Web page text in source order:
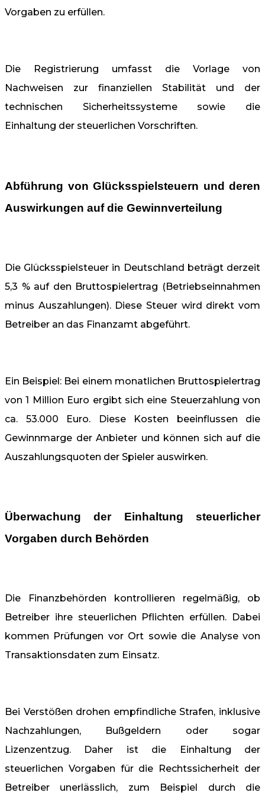
Vorgaben zu erfüllen.
Die Registrierung umfasst die Vorlage von
Nachweisen zur finanziellen Stabilität und der
technischen Sicherheitssysteme sowie die
Einhaltung der steuerlichen Vorschriften.
Abführung von Glücksspielsteuern und deren
Auswirkungen auf die Gewinnverteilung
Die Glücksspielsteuer in Deutschland beträgt derzeit
5,3 % auf den Bruttospielertrag (Betriebseinnahmen
minus Auszahlungen). Diese Steuer wird direkt vom
Betreiber an das Finanzamt abgeführt.
Ein Beispiel: Bei einem monatlichen Bruttospielertrag
von 1 Million Euro ergibt sich eine Steuerzahlung von
ca. 53.000 Euro. Diese Kosten beeinflussen die
Gewinnmarge der Anbieter und können sich auf die
Auszahlungsquoten der Spieler auswirken.
Überwachung der Einhaltung steuerlicher
Vorgaben durch Behörden
Die Finanzbehörden kontrollieren regelmäßig, ob
Betreiber ihre steuerlichen Pflichten erfüllen. Dabei
kommen Prüfungen vor Ort sowie die Analyse von
Transaktionsdaten zum Einsatz.
Bei Verstößen drohen empfindliche Strafen, inklusive
Nachzahlungen, Bußgeldern oder sogar
Lizenzentzug. Daher ist die Einhaltung der
steuerlichen Vorgaben für die Rechtssicherheit der
Betreiber unerlässlich, zum Beispiel durch die